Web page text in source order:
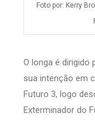
Foto por: Kerry
O longa é dirigido
sua intenção em
Futuro 3, logo
Exterminador do